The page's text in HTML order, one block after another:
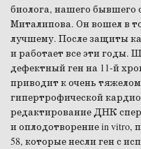
биолога, нашего бывшего
Миталипова. Он вошел в
лучшему. После защиты
и работает все эти годы.
дефектный ген на 11-й
приводит к очень
гипертрофической
редактирование ДНК
и оплодотворение in vitro,
58, которые несли ген с